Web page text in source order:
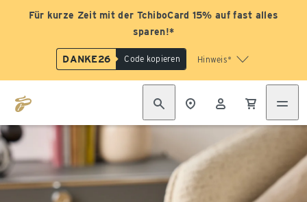
Für kurze Zeit mit der TchiboCard 15% auf fast alles
sparen!*
DANKE26 Code kopieren Hinweis*